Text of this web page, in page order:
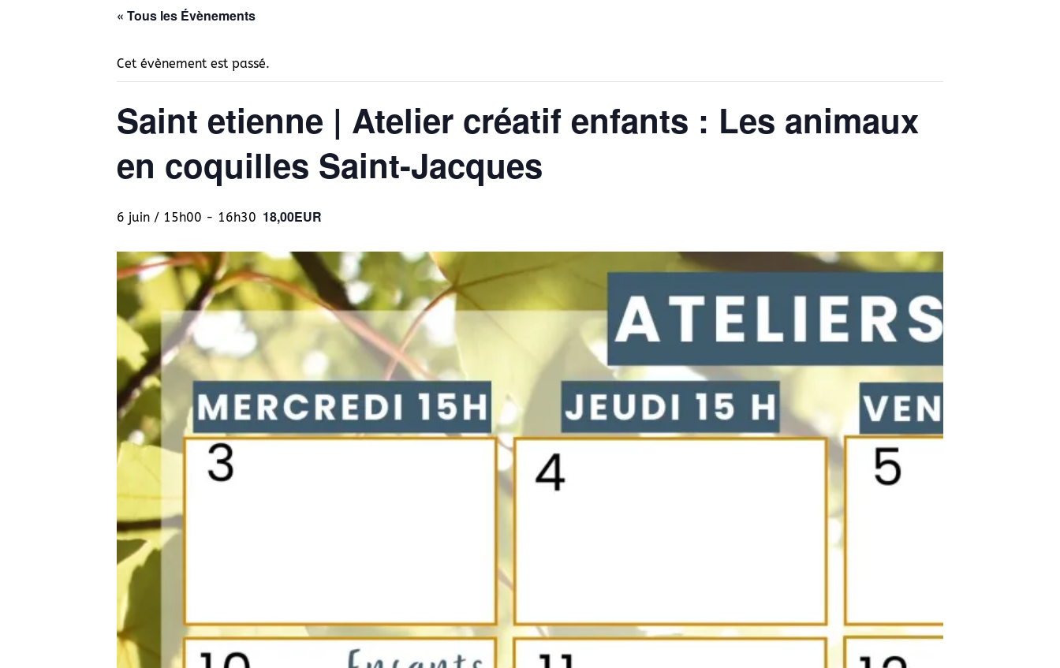
« Tous les Évènements
Cet évènement est passé.
Saint etienne | Atelier créatif enfants : Les animaux
en coquilles Saint-Jacques
6 juin / 15h00 - 16h30 18,00EUR